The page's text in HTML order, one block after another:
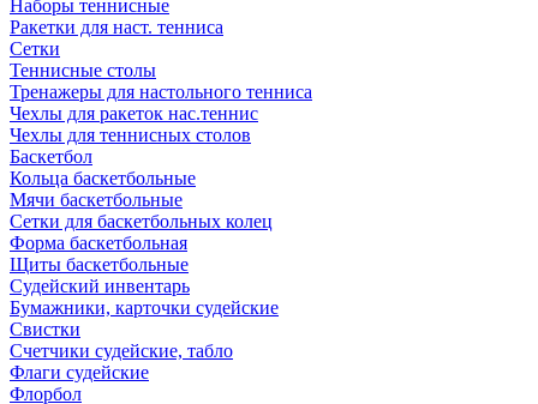
Наборы теннисные
Ракетки для наст. тенниса
Сетки
Теннисные столы
Тренажеры для настольного тенниса
Чехлы для ракеток нас.теннис
Чехлы для теннисных столов
Баскетбол
Кольца баскетбольные
Мячи баскетбольные
Сетки для баскетбольных колец
Форма баскетбольная
Щиты баскетбольные
Судейский инвентарь
Бумажники, карточки судейские
Свистки
Счетчики судейские, табло
Флаги судейские
Флорбол